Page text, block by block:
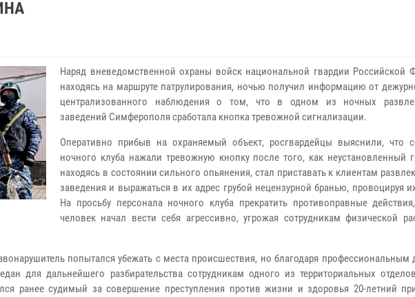
Наряд вневедомственной охраны войск национальной гвардии Российской
находясь на маршруте патрулирования, ночью получил информацию от
централизованного наблюдения о том, что в одном из ночных
заведений Симферополя сработала кнопка тревожной сигнализации.
Оперативно прибыв на охраняемый объект, росгвардейцы выяснили, что
ночного клуба нажали тревожную кнопку после того, как неустановленный
находясь в состоянии сильного опьянения, стал приставать к клиентам
заведения и выражаться в их адрес грубой нецензурной бранью, провоцируя
На просьбу персонала ночного клуба прекратить противоправные
человек начал вести себя агрессивно, угрожая сотрудникам физической
попытался убежать с места происшествия, но благодаря профессиональным
для дальнейшего разбирательства сотрудникам одного из территориальных
ранее судимый за совершение преступления против жизни и здоровья 20-летний